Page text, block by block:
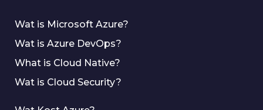
Wat is Microsoft Azure?
Wat is Azure DevOps?
What is Cloud Native?
Wat is Cloud Security?